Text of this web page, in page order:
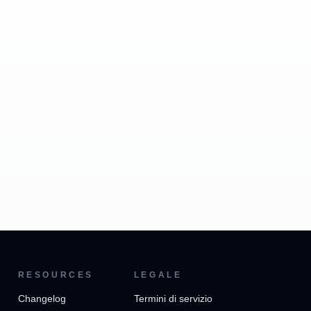
RESOURCES
Changelog
LEGALE
Termini di servizio